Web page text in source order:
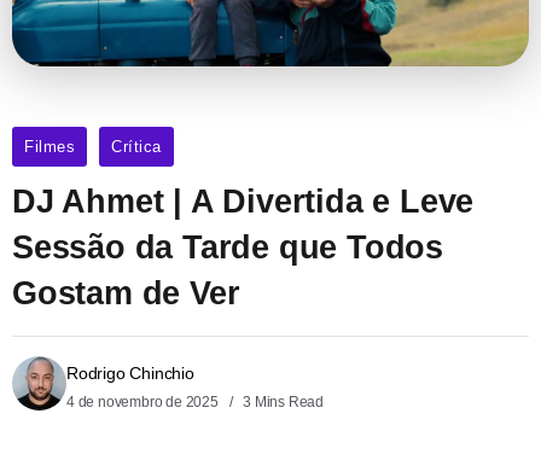
Filmes Crítica
DJ Ahmet | A Divertida e Leve
Sessão da Tarde que Todos
Gostam de Ver
Rodrigo Chinchio
4 de novembro de 2025 3 Mins Read